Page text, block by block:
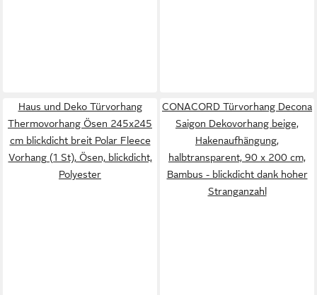
Haus und Deko Türvorhang
Thermovorhang Ösen 245x245
cm blickdicht breit Polar Fleece
Vorhang (1 St), Ösen, blickdicht,
Polyester
CONACORD Türvorhang Decona
Saigon Dekovorhang beige,
Hakenaufhängung,
halbtransparent, 90 x 200 cm,
Bambus - blickdicht dank hoher
Stranganzahl